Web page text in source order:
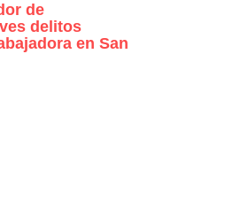
de
delitos
en San